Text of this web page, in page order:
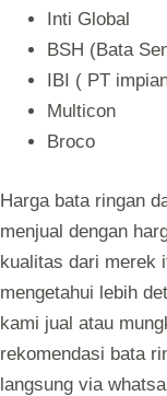
Inti Global
BSH (Bata
IBI ( PT
Multicon
Broco
Harga bata ringan
menjual dengan
kualitas dari merek
mengetahui lebih
kami jual atau
rekomendasi bata
langsung via